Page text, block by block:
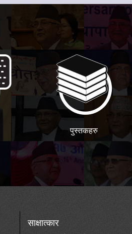
पुस्तकहरु
साक्षात्कार